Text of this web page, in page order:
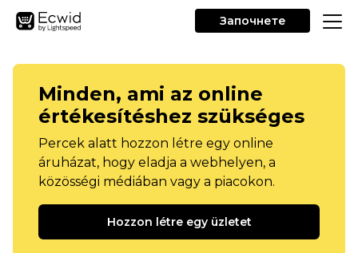
Започнете
Minden, ami az online
értékesítéshez szükséges
Percek alatt hozzon létre egy online
áruházat, hogy eladja a webhelyen, a
közösségi médiában vagy a piacokon.
Hozzon létre egy üzletet